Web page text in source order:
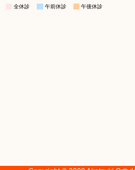
全休診 午前休診 午後休診